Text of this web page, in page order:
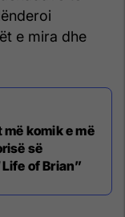
e mira dhe
komik e më
së
of Brian”